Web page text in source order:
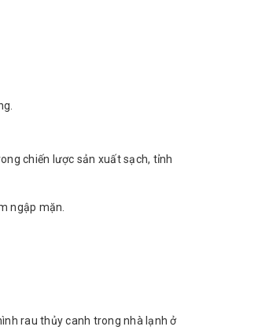
chiến lược sản xuất sạch, tỉnh
ngập mặn.
rau thủy canh trong nhà lạnh ở